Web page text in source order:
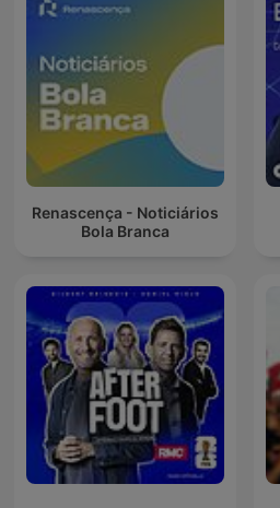
Renascença - Noticiários
Bola Branca